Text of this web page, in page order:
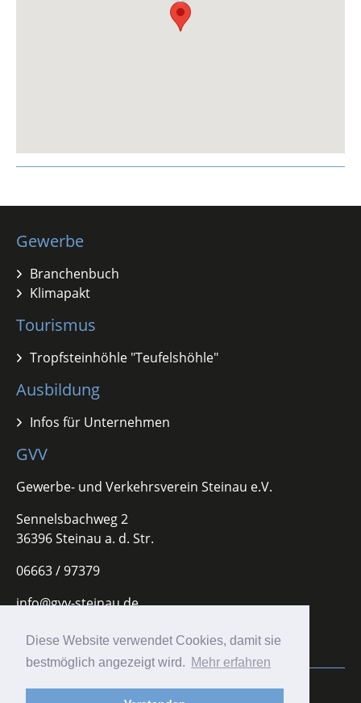
Diese Website verwendet Cookies, damit sie
bestmöglich angezeigt wird. Mehr erfahren
Gewerbe
Branchenbuch
Klimapakt
Tourismus
Tropfsteinhöhle "Teufelshöhle"
Ausbildung
Infos für Unternehmen
GVV
Gewerbe- und Verkehrsverein Steinau e.V.
Sennelsbachweg 2
36396 Steinau a. d. Str.
06663 / 97379
info@gvv-steinau.de
Impressum | Datenschutz